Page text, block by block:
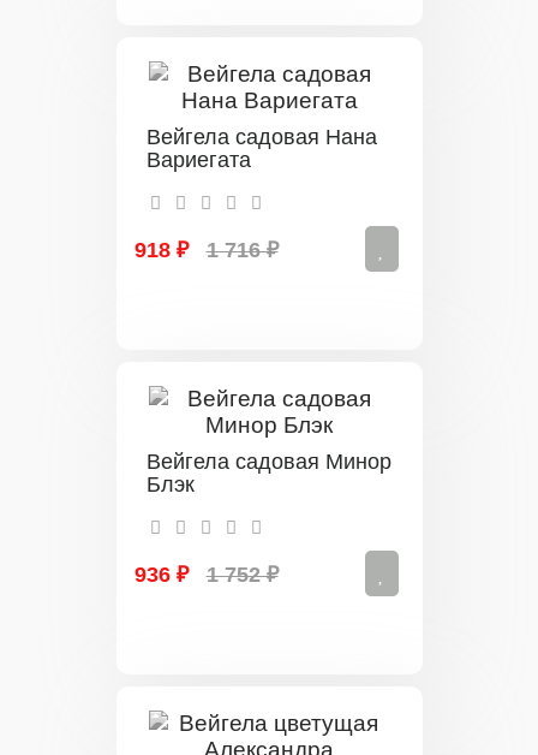
Вейгела садовая Нана
Вариегата
918 ₽ 1 716 ₽
Вейгела садовая Минор
Блэк
936 ₽ 1 752 ₽